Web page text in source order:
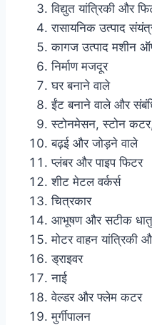
विद्युत यांत्रिकी और
रासायनिक उत्पाद
कागज उत्पाद मशीन
निर्माण मजदूर
घर बनाने वाले
ईंट बनाने वाले और
स्टोनमेसन, स्टोन कटर,
बढ़ई और जोड़ने वाले
प्लंबर और पाइप फिटर
शीट मेटल वर्कर्स
चित्रकार
आभूषण और सटीक
मोटर वाहन यांत्रिकी
ड्राइवर
नाई
वेल्डर और फ्लेम कटर
मुर्गीपालन